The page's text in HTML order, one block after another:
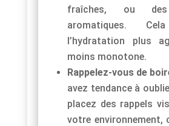
fraîches, ou
aromatiques.
l’hydratation plus
moins monotone.
Rappelez-vous de
avez tendance à
placez des rappels
votre environnement,